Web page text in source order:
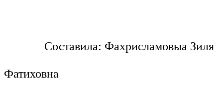
Составила: Фахрисламовыа Зиля
Фатиховна